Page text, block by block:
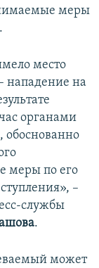
меры
место
нападение на
органами
обоснованно
меры по его
–
службы
.
может